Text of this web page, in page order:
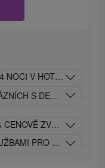
NOCI V HOTELU
S DENNÍM
CENOVĚ ZVÝHODNĚNÝ
PRO NÁROČNÉ